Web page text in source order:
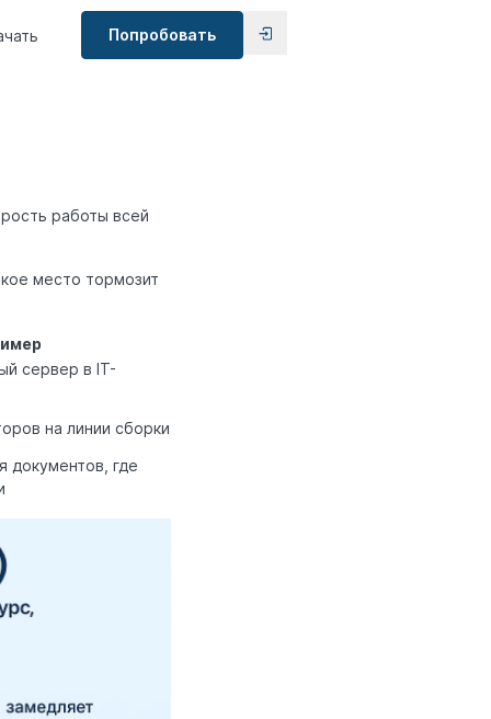
Попробовать
работы всей
место тормозит
сервер в IT-
на линии сборки
документов, где